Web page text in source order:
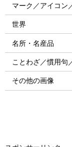
マーク／アイコン
世界
名所・名産品
ことわざ／慣用句
その他の画像